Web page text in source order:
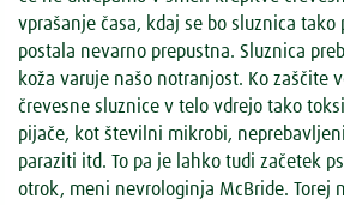
vprašanje časa, kdaj se bo sluznica tako
postala nevarno prepustna. Sluznica
koža varuje našo notranjost. Ko zaščite
črevesne sluznice v telo vdrejo tako
pijače, kot številni mikrobi,
paraziti itd. To pa je lahko tudi začetek
otrok, meni nevrologinja McBride. Torej